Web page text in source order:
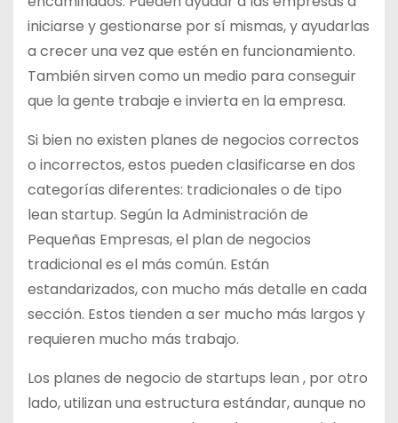
iniciarse y gestionarse por sí mismas, y ayudarlas
a crecer una vez que estén en funcionamiento.
También sirven como un medio para conseguir
que la gente trabaje e invierta en la empresa.
Si bien no existen planes de negocios correctos
o incorrectos, estos pueden clasificarse en dos
categorías diferentes: tradicionales o de tipo
lean startup. Según la Administración de
Pequeñas Empresas, el plan de negocios
tradicional es el más común. Están
estandarizados, con mucho más detalle en cada
sección. Estos tienden a ser mucho más largos y
requieren mucho más trabajo.
Los planes de negocio de startups lean , por otro
lado, utilizan una estructura estándar, aunque no